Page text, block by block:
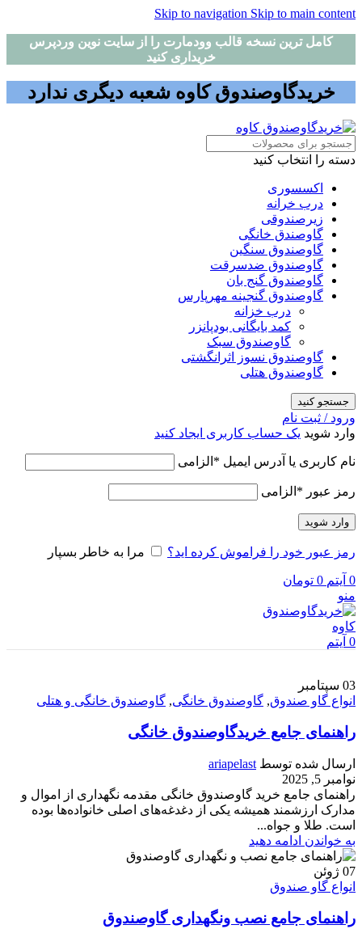
Skip to navigation Skip to main content
کامل ترین نسخه قالب وودمارت را از سایت نوین وردپرس
خریداری کنید
خریدگاوصندوق کاوه شعبه دیگری ندارد
دسته را انتخاب کنید
اکسسوری
درب خرانه
زیرصندوقی
گاوصندق خانگی
گاوصندوق سنگین
گاوصندوق ضدسرقت
گاوصندوق گنج بان
گاوصندوق گنجینه مهرپارس
درب خزانه
کمد بایگانی بودپانزر
گاوصندوق سبک
گاوصندوق نسوز اثرانگشتی
گاوصندوق هتلی
جستجو کنید
ورود / ثبت نام
وارد شوید یک حساب کاربری ایجاد کنید
نام کاربری یا آدرس ایمیل * الزامی
رمز عبور * الزامی
وارد شوید
رمز عبور خود را فراموش کرده اید؟ مرا به خاطر بسپار
0 آیتم 0 تومان
منو
0 آیتم
03 سپتامبر
انواع گاو صندوق, گاوصندوق خانگی, گاوصندوق خانگی و هتلی
راهنمای جامع خریدگاوصندوق خانگی
ارسال شده توسط ariapelast
نوامبر 5, 2025
راهنمای جامع خرید گاوصندوق خانگی مقدمه نگهداری از اموال و
مدارک ارزشمند همیشه یکی از دغدغه‌های اصلی خانواده‌ها بوده
است. طلا و جواه...
به خواندن ادامه دهید
07 ژوئن
انواع گاو صندوق
راهنمای جامع نصب ونگهداری گاوصندوق